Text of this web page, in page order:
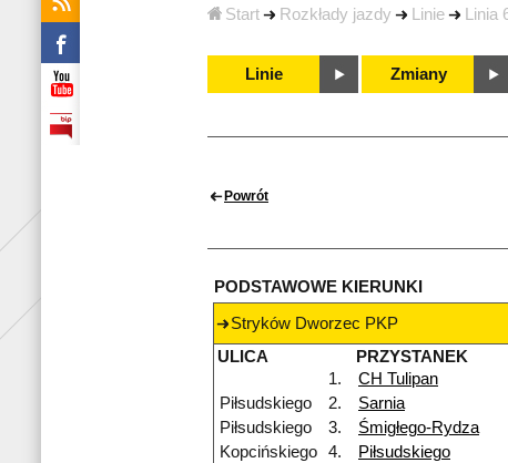
Start Rozkłady jazdy Linie Linia
Linie Zmiany
Powrót
PODSTAWOWE KIERUNKI
Stryków Dworzec PKP
ULICA
PRZYSTANEK
1.
CH Tulipan
Piłsudskiego
2. Sarnia
Piłsudskiego
3. Śmigłego-Rydza
Kopcińskiego
4. Piłsudskiego